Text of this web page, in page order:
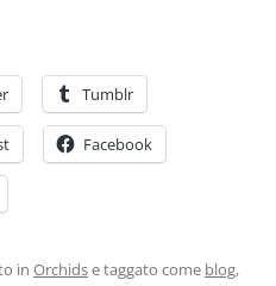
Tumblr
Facebook
in Orchidse taggato come blog,